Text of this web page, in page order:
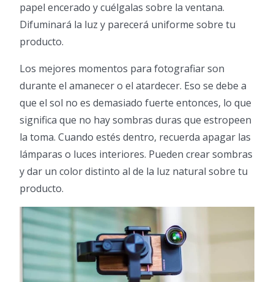
papel encerado y cuélgalas sobre la ventana.
Difuminará la luz y parecerá uniforme sobre tu
producto.
Los mejores momentos para fotografiar son
durante el amanecer o el atardecer. Eso se debe a
que el sol no es demasiado fuerte entonces, lo que
significa que no hay sombras duras que estropeen
la toma. Cuando estés dentro, recuerda apagar las
lámparas o luces interiores. Pueden crear sombras
y dar un color distinto al de la luz natural sobre tu
producto.